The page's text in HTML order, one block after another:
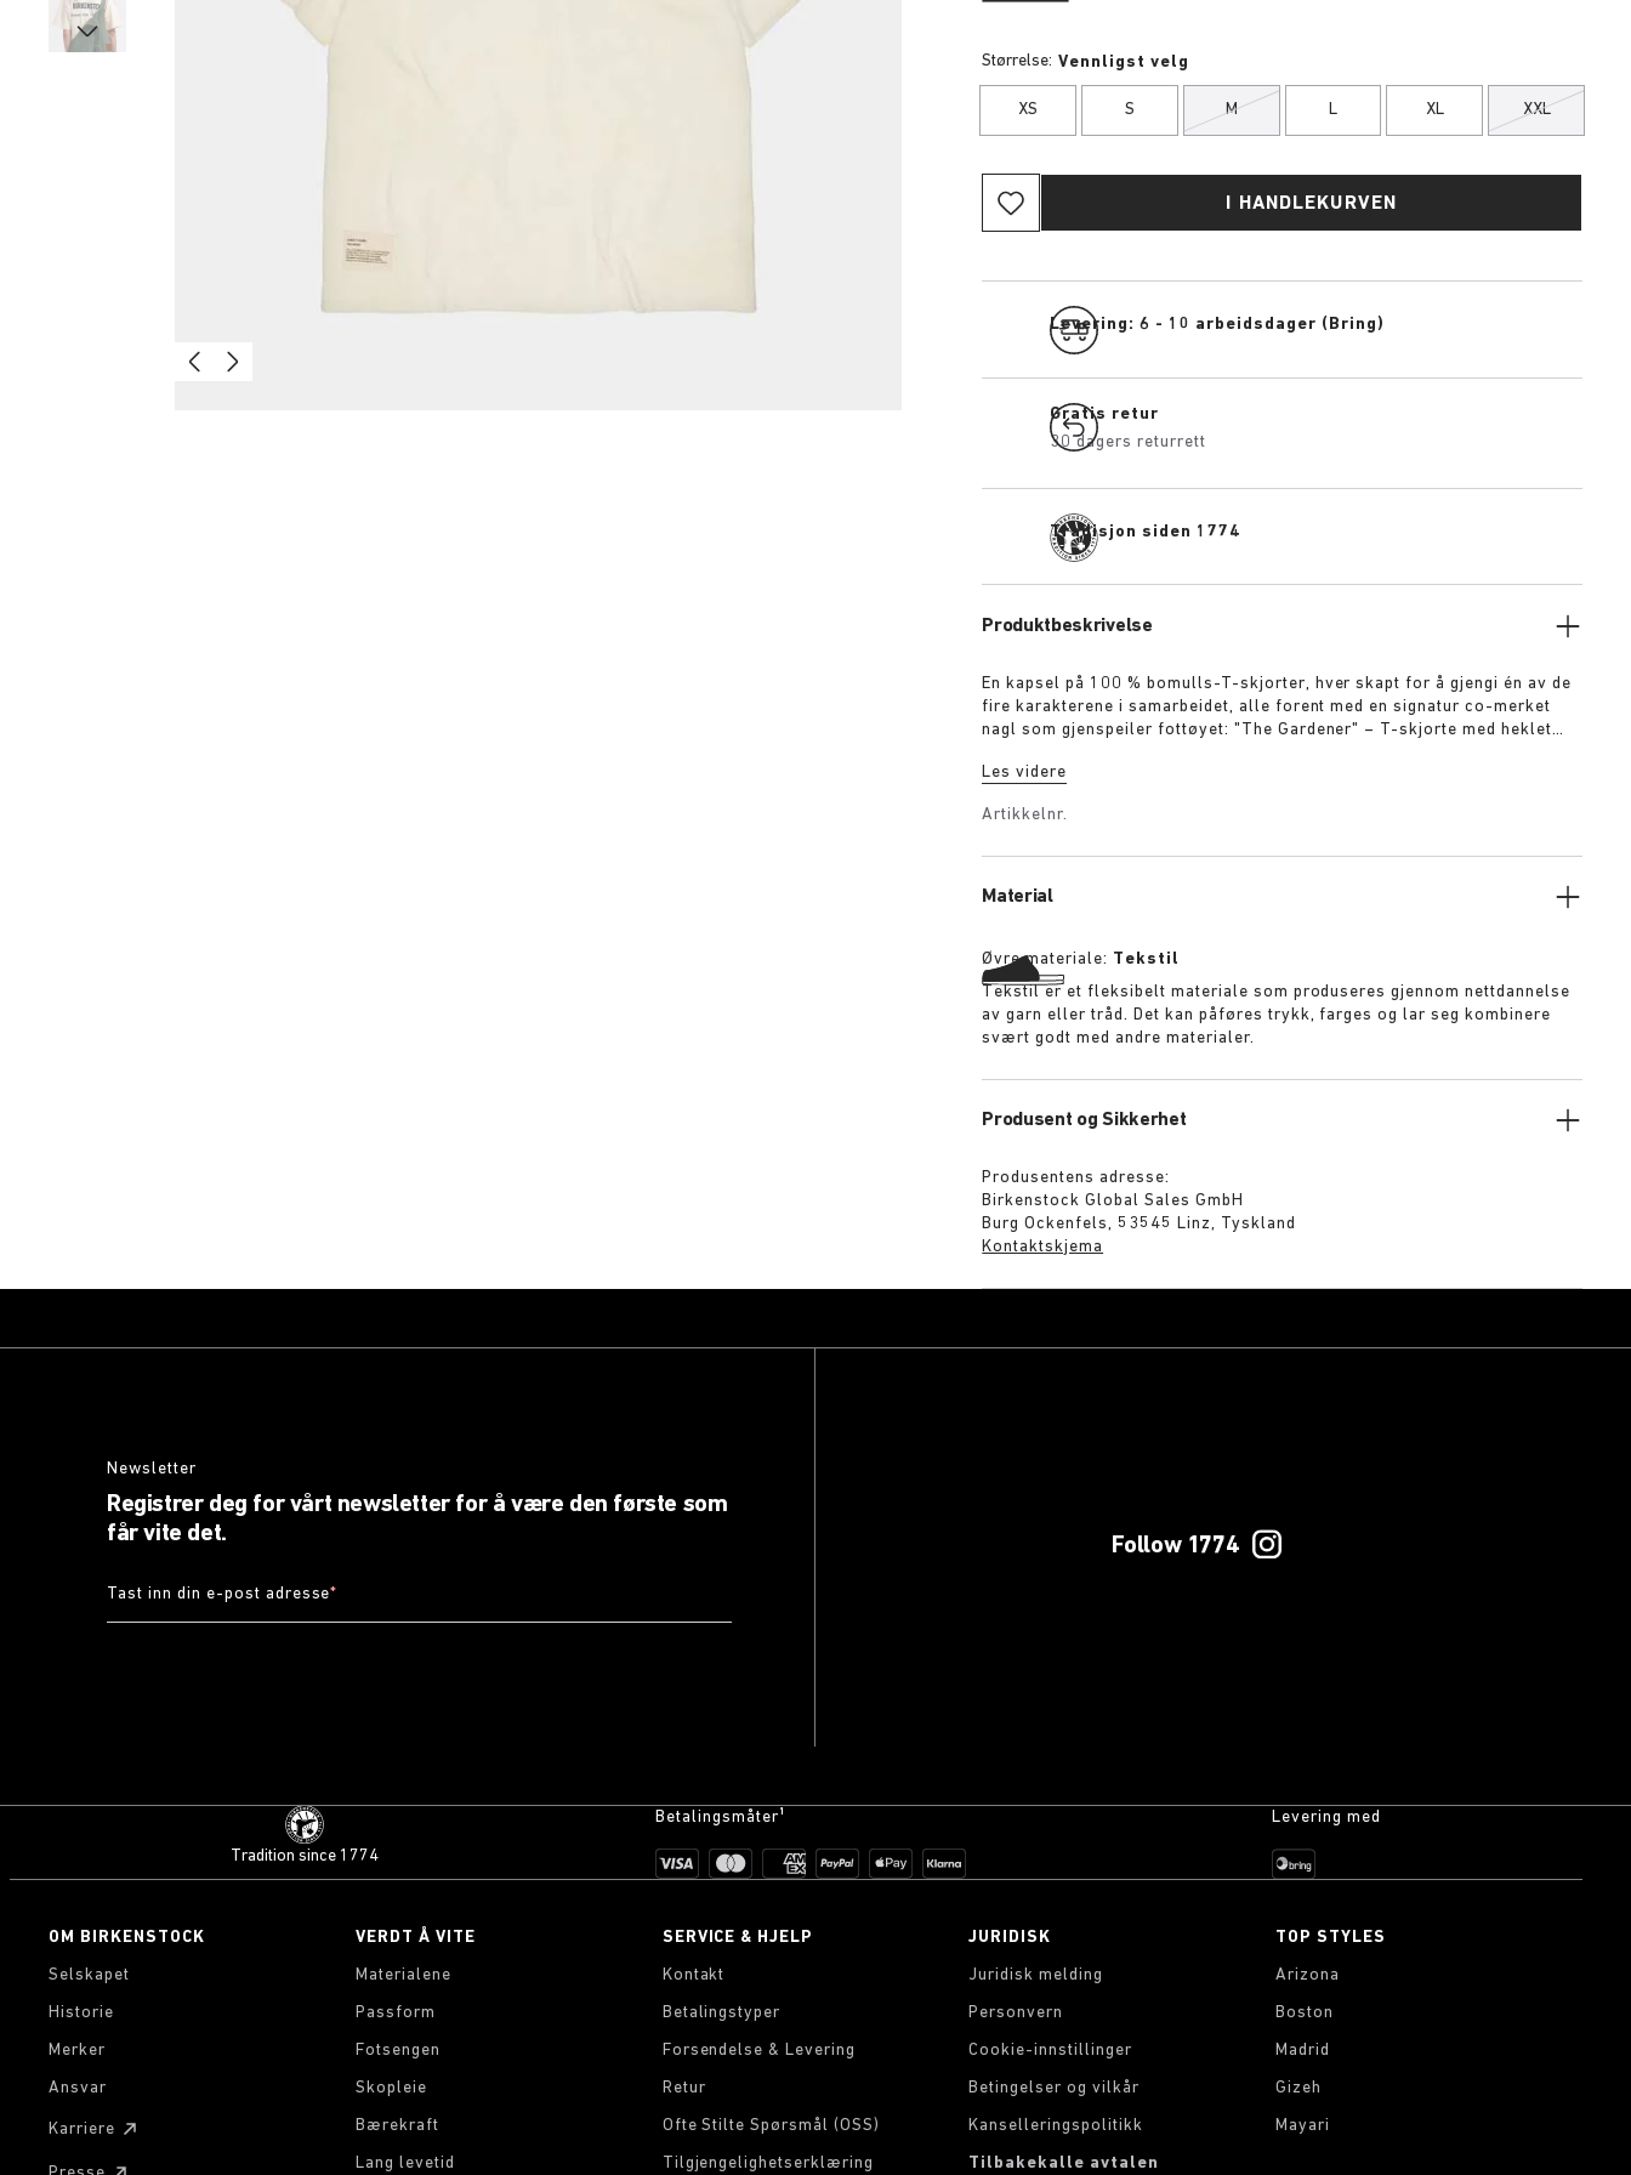
Størrelse: Vennligst velg
XS S M L XL XXL
I HANDLEKURVEN
Levering: 6 - 10 arbeidsdager (Bring)
Gratis retur
30 dagers returrett
Tradisjon siden 1774
Produktbeskrivelse
En kapsel på 100 % bomulls-T-skjorter, hver skapt for å gjengi én av de
fire karakterene i samarbeidet, alle forent med en signatur co-merket
nagl som gjenspeiler fottøyet: "The Gardener" – T-skjorte med heklet
en raffinert dirt-washed patina "The Rebel" – T-skjorte i slitt look i
Les videre
Artikkelnr.
Material
Øvre materiale: Tekstil
Tekstil er et fleksibelt materiale som produseres gjennom nettdannelse
av garn eller tråd. Det kan påføres trykk, farges og lar seg kombinere
svært godt med andre materialer.
Produsent og Sikkerhet
Produsentens adresse:
Birkenstock Global Sales GmbH
Burg Ockenfels, 53545 Linz, Tyskland
Kontaktskjema
Newsletter
Registrer deg for vårt newsletter for å være den første som
får vite det.
Tast inn din e-post adresse*
Follow 1774
Tradition since 1774
Betalingsmåter¹ Levering med
OM BIRKENSTOCK
Selskapet
Historie
Merker
Ansvar
Karriere
VERDT Å VITE
Materialene
Passform
Fotsengen
Skopleie
Bærekraft
Lang levetid
SERVICE & HJELP
Kontakt
Betalingstyper
Forsendelse & Levering
Retur
Ofte Stilte Spørsmål (OSS)
Tilgjengelighetserklæring
JURIDISK
Juridisk melding
Personvern
Cookie-innstillinger
Betingelser og vilkår
Kanselleringspolitikk
Tilbakekalle avtalen
TOP STYLES
Arizona
Boston
Madrid
Gizeh
Mayari